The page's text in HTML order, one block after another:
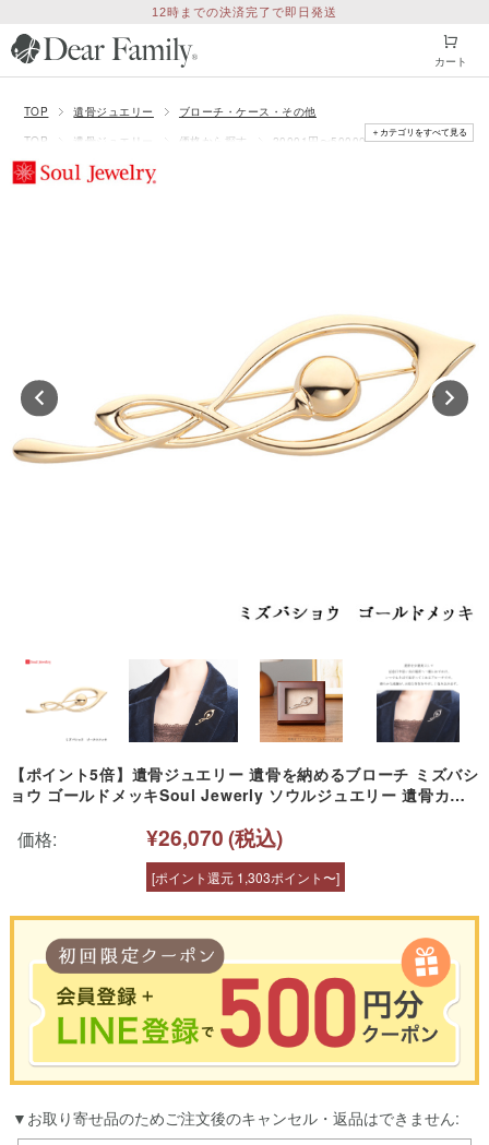
12時までの決済完了で即日発送
カート
TOP 遺骨ジュエリー
ブローチ・ケース・その他
TOP
遺骨ジュエリー 価格から探す
20001円〜50000円
TOP
遺骨ジュエリー
＋カテゴリをすべて見る
【ポイント5倍】遺骨ジュエリー 遺骨を納めるブローチ ミズバシ
ョウ ゴールドメッキSoul Jewerly ソウルジュエリー 遺骨カプ
ゴールド ジュエリー 可愛い アクセサリー 遺骨ペンダント 天使
価格: ¥26,070(税込)
[ポイント還元 1,303ポイント〜]
お買い物の前のご登録がおすすめです。
LINEのアカウントを使って簡単に会員登録＆ログインすることも可能です。
お取り寄せ品のためご注文後のキャンセル・返品はできません: